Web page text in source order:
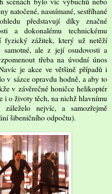
natočené, nasnímané, sestříhané
představují díky značné
a dokonalému technickému
fyzický zážitek, který už netěží
ale z její osudovosti a
třeba na úvodní únos
je akce ve většině případů i
v sázce opravdu hodně, a aby to
v závěrečné honičce helikoptér
i o životy těch, na nichž hlavnímu
nejvíc, a samozřejmě
šibeničního odpočtu).